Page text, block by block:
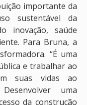
importante da
sustentável da
inovação, saúde
Para Bruna, a
“É uma
e trabalhar ao
suas vidas ao
uma
da construção